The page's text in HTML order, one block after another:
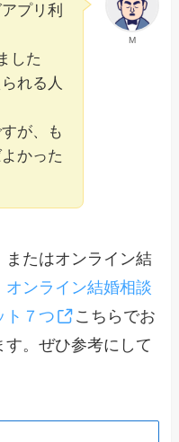
M
プリ利
した
れる人
が、も
かった
またはオンライン結
オンライン結婚相談
ト７つ
こちらでお
。ぜひ参考にして